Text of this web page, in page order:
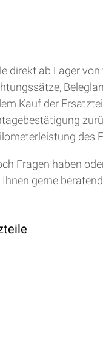
direkt ab Lager
Kauf der
des
Fragen haben
gerne